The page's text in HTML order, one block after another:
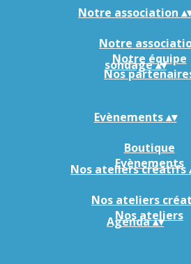
Notre association ▴
Notre
Notre équipe
Nos
sondage▴▾
Evènements▴▾
Boutique
Evènements
Nos ateliers créatifs
Nos ateliers
Nos ateliers
Agenda▴▾